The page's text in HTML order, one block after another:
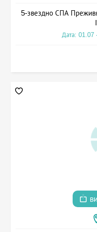
5-звездно СПА
Дата: